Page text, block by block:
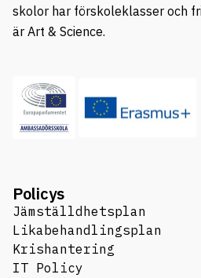
skolor har förskoleklasser och
är Art & Science.
Policys
Jämställdhetsplan
Likabehandlingsplan
Krishantering
IT Policy